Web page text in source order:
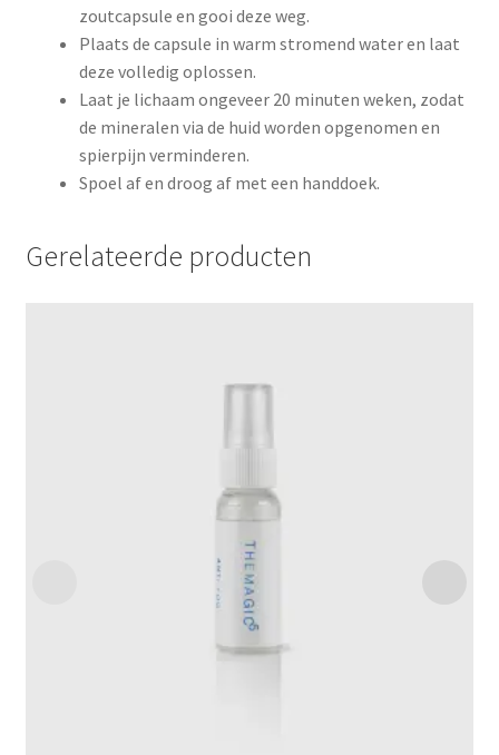
zoutcapsule en gooi deze weg.
Plaats de capsule in warm stromend water en laat
deze volledig oplossen.
Laat je lichaam ongeveer 20 minuten weken, zodat
de mineralen via de huid worden opgenomen en
spierpijn verminderen.
Spoel af en droog af met een handdoek.
Gerelateerde producten